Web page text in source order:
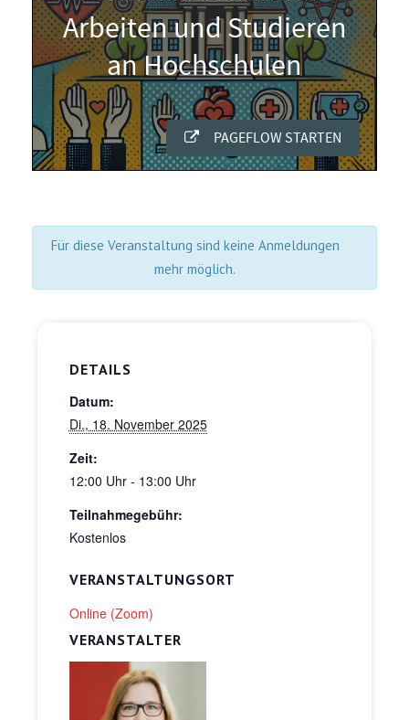
Für diese Veranstaltung sind keine Anmeldungen
mehr möglich.
DETAILS
Datum:
Di., 18. November 2025
Zeit:
12:00 Uhr - 13:00 Uhr
Teilnahmegebühr:
Kostenlos
VERANSTALTUNGSORT
Online (Zoom)
VERANSTALTER